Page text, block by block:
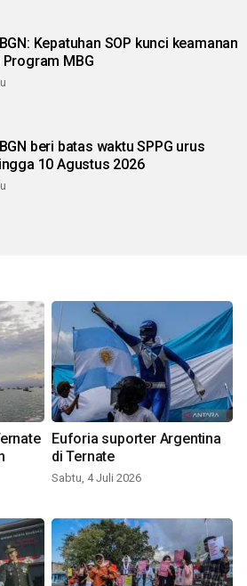
Kepatuhan SOP kunci keamanan
MBG
beri batas waktu SPPG urus
10 Agustus 2026
Euforia suporter Argentina
di Ternate
Sabtu, 4 Juli 2026